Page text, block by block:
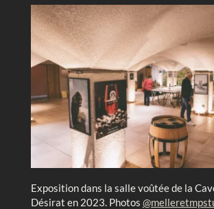
Exposition dans la salle voûtée de la
Désirat en 2023. Photos